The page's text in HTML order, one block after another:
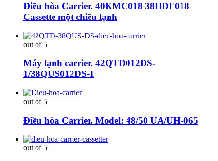
Điều hòa Carrier. 40KMC018 38HDF018
Cassette một chiều lạnh
out of 5
Máy lạnh carrier. 42QTD012DS-
1/38QUS012DS-1
out of 5
Điều hòa Carrier. Model: 48/50 UA/UH-065
out of 5